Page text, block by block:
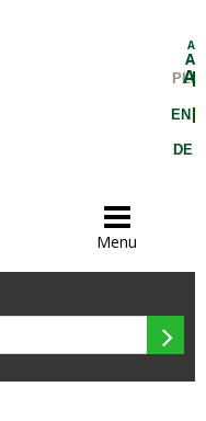
A
A
A
PL
EN
DE

Menu
